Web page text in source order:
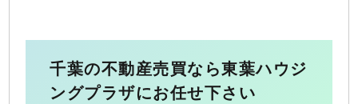
千葉の不動産売買なら東葉ハウジ
ングプラザにお任せ下さい